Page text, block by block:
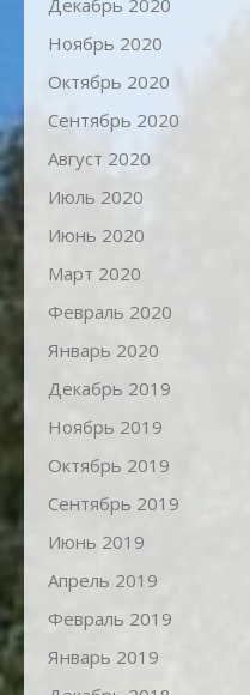
Декабрь 2020
Ноябрь 2020
Октябрь 2020
Сентябрь 2020
Август 2020
Июль 2020
Июнь 2020
Март 2020
Февраль 2020
Январь 2020
Декабрь 2019
Ноябрь 2019
Октябрь 2019
Сентябрь 2019
Июнь 2019
Апрель 2019
Февраль 2019
Январь 2019